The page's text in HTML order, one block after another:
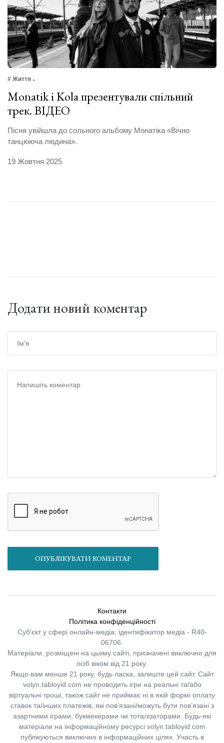
# Життя
Monatik i Kola презентували спільний
трек. ВІДЕО
Пісня увійшла до сольного альбому Монатіка «Вічно
танцююча людина».
19 Жовтня 2025
Додати новий коментар
ОПУБЛІКУВАТИ КОМЕНТАР
Контакти
Політика конфіденційності
Суб'єкт у сфері онлайн-медіа; ідентифікатор медіа - R40-
06706.
Матеріали, розміщені на цьому сайті, призначені виключно для
осіб віком від 21 року.
Якщо вам менше 21 року, будь ласка, залиште цей сайт. Сайт
volyn.tabloyid.com не проводить ігри на реальні та/або
віртуальні гроші, також сайт не приймає ні в якій формі оплату
ставок та/інших платежів, які пов’язані/можуть бути пов’язані з
азартними іграми, букмекерами чи тоталізаторами. Будь-які
матеріали на інформаційному ресурсі volyn.tabloyid.com
публікуються виключно в інформаційних цілях. Участь в